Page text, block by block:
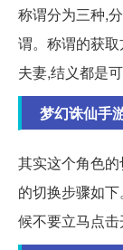
称谓分为三种,
谓。称谓的获
夫妻,结义都是
梦幻诛仙手
其实这个角色
的切换步骤如
候不要立马点击